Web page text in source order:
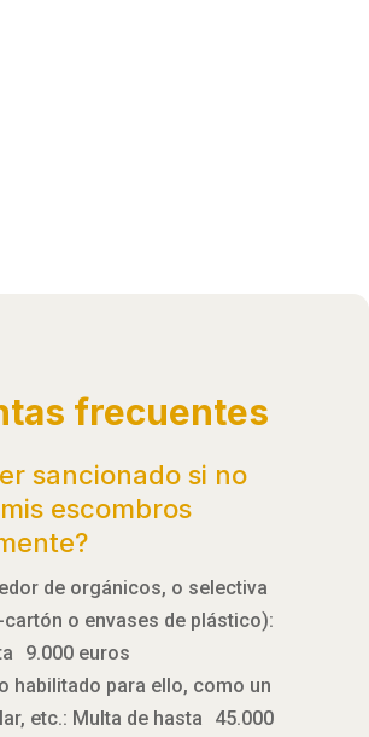
frecuentes
sancionado si no
escombros
de orgánicos, o selectiva
o envases de plástico):
9.000 euros
habilitado para ello, como un
etc.: Multa de hasta 45.000